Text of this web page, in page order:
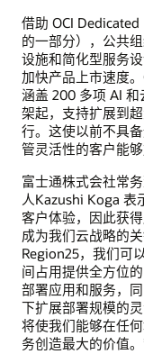
借助 OCI
的一部分），公共
设施和简化型服务
加快产品上市速度
涵盖 200 多项 AI
架起，支持扩展到
行。这使以前不具
管灵活性的客户能
富士通株式会社常
人Kazushi Koga 表
客户体验，因此获
成为我们云战略的
Region25，我们可
间占用提供全方位
部署应用和服务，
下扩展部署规模的
将使我们能够在任
务创造最大的价值